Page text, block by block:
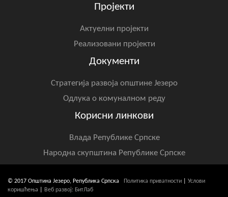
Пројекти
Актуелни пројекти
Реализовани пројекти
Документи
Стратегија развоја општине Језеро
Одлука о комуналном реду
Корисни линкови
Влада Републике Српске
Народна скупштина Републике Српске
© 2017 Општина Језеро, Република Српска Политика приватности
Услови
коришћења
Веб развој: БитЛаб